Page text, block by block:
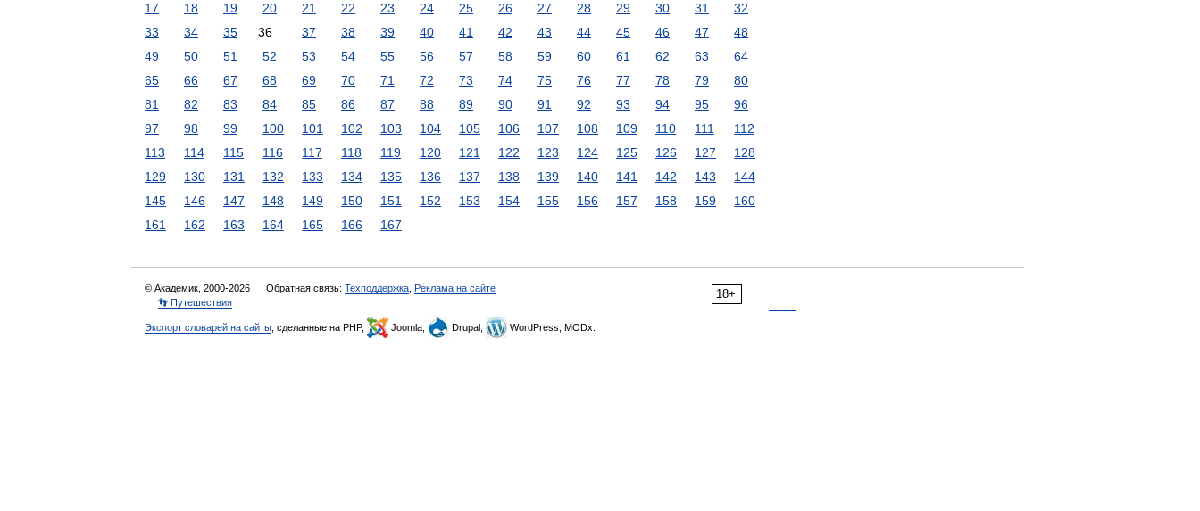
17
18 19 20 21 22 23 24 25 26 27 28 29 30 31
32
33
34 35 36 37 38 39 40 41 42 43 44 45 46 47
48
49
50 51 52 53 54 55 56 57 58 59 60 61 62 63
64
65
66 67 68 69 70 71 72 73 74 75 76 77 78 79
80
81
82 83 84 85 86 87 88 89 90 91 92 93 94 95
96
97
98 99 100 101 102 103 104 105 106 107 108 109 110 111
112
113
114 115 116 117 118 119 120 121 122 123 124 125 126 127
128
129
130 131 132 133 134 135 136 137 138 139 140 141 142 143
144
145
146 147 148 149 150 151 152 153 154 155 156 157 158 159
160
161
162 163 164 165 166 167
18+
© Академик, 2000-2026 Обратная связь: Техподдержка Реклама на сайте
👣 Путешествия
Экспорт словарей на сайты , сделанные на PHP, Joomla, Drupal, WordPress, MODx.